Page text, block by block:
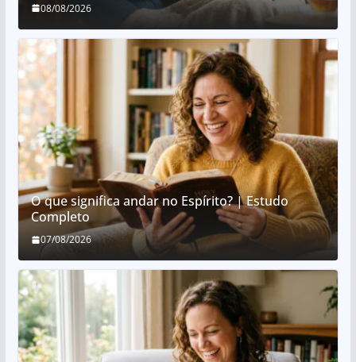
08/08/2026
O que significa andar no Espírito? | Estudo
Completo
07/08/2026